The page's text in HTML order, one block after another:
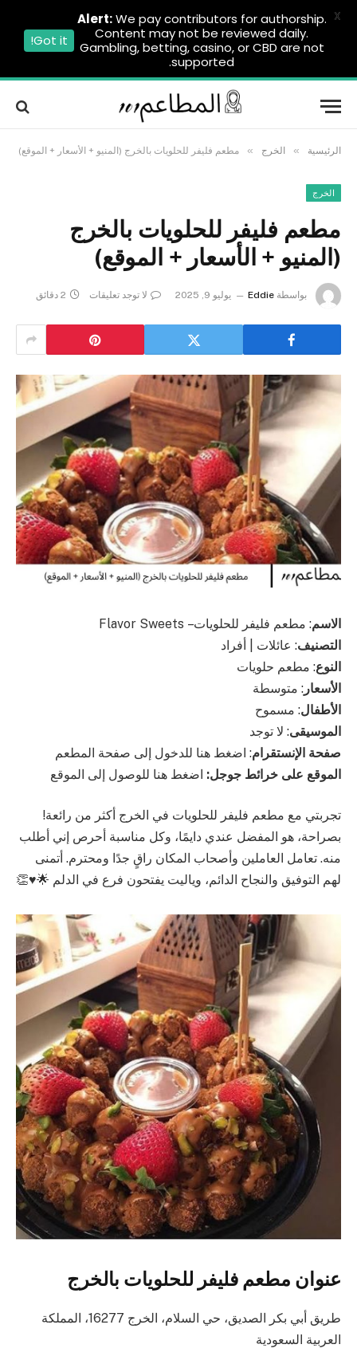
الرئيسية » الخرج » مطعم فليفر للحلويات بالخرج (المنيو + الأسعار + الموقع)
الخرج
مطعم فليفر للحلويات بالخرج
(المنيو + الأسعار + الموقع)
بواسطة Eddie يوليو 9, 2025 لا توجد تعليقات 2 دقائق
الاسم: مطعم فليفر للحلويات – Flavor Sweets
التصنيف: عائلات | أفراد
النوع: مطعم حلويات
الأسعار : متوسطة
الأطفال: مسموح
الموسيقى: لا توجد
صفحة الإنستقرام: اضغط هنا للدخول إلى صفحة المطعم
الموقع على خرائط جوجل: اضغط هنا للوصول إلى الموقع
تجربتي مع مطعم فليفر للحلويات في الخرج أكثر من رائعة!
بصراحة، هو المفضل عندي دايمًا، وكل مناسبة أحرص إني أطلب
منه. تعامل العاملين وأصحاب المكان راقٍ جدًا ومحترم. أتمنى
لهم التوفيق والنجاح الدائم، وياليت يفتحون فرع في الدلم 🌟♥️👏
عنوان مطعم فليفر للحلويات بالخرج
طريق أبي بكر الصديق، حي السلام، الخرج 16277، المملكة
العربية السعودية
Alert:We pay contributors for authorship.
Content may not be reviewed daily.
Gambling, betting, casino, or CBD are not
supported.
Got it!
X